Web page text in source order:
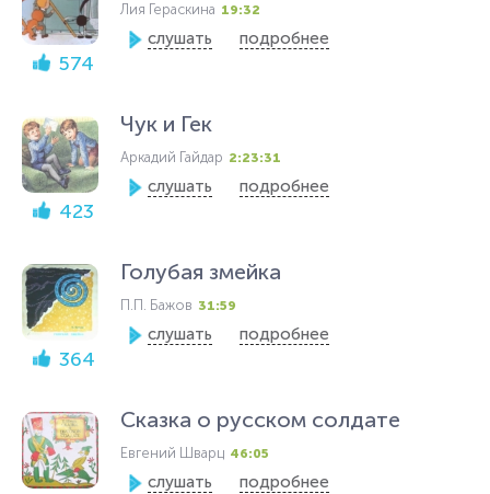
574
Лия Гераскина 19:32
слушать подробнее
423
Чук и Гек
Аркадий Гайдар 2:23:31
слушать подробнее
364
Голубая змейка
П.П. Бажов 31:59
слушать подробнее
Сказка о русском солдате
Евгений Шварц 46:05
слушать подробнее